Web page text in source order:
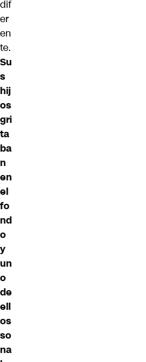
dif
er
en
te.
Su
s
hij
os
gri
ta
ba
n
en
el
fo
nd
o
y
un
o
de
ell
os
so
na